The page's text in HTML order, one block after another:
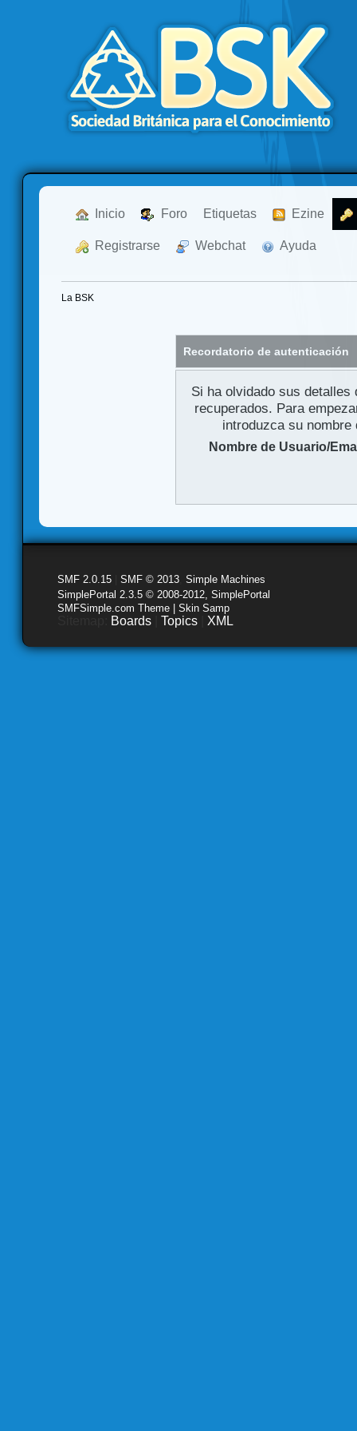
Inicio Foro Etiquetas Ezine
Registrarse Webchat Ayuda
La BSK
Recordatorio de autenticación
Si ha olvidado sus
recuperados. Para
introduzca su
Nombre de Usuario/
SMF 2.0.15 SMF © 2013 Simple Machines
SimplePortal 2.3.5 © 2008-2012, SimplePortal
SMFSimple.com Theme | Skin Samp
Boards Topics XML